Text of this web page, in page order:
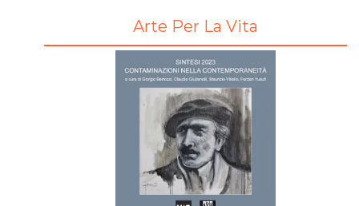
Arte Per La Vita